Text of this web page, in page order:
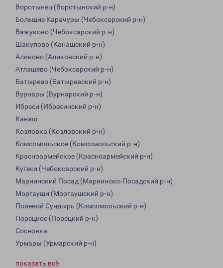
Воротынец (Воротынский р-н)
Большие Карачуры (Чебоксарский р-н)
Важуково (Чебоксарский р-н)
Шакулово (Канашский р-н)
Аликово (Аликовский р-н)
Атлашево (Чебоксарский р-н)
Батырево (Батыревский р-н)
Вурнары (Вурнарский р-н)
Ибреси (Ибресинский р-н)
Канаш
Козловка (Козловский р-н)
Комсомольское (Комсомольский р-н)
Красноармейское (Красноармейский р-н)
Кугеси (Чебоксарский р-н)
Мариинский Посад (Мариинско-Посадский р-н)
Моргауши (Моргаушский р-н)
Полевой Сундырь (Комсомольский р-н)
Порецкое (Порецкий р-н)
Сосновка
Урмары (Урмарский р-н)
показать всё